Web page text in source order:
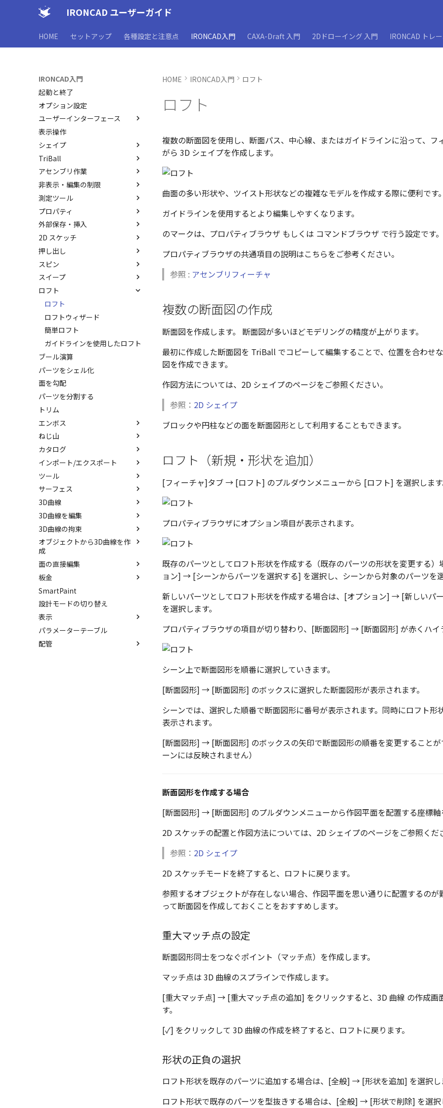
IRONCAD ユーザーガイド
HOME セットアップ 各種設定と注意点 IRONCAD入門 CAXA-Draft 入門 2Dドローイング 入門 IRONCAD トレ
IRONCAD入門
起動と終了
オプション設定
ユーザーインターフェース
ユーザーインターフェースと各
部名称
インターフェースのカスタマイ
ズ
表示操作
シェイプ
IRONCAD で扱う要素
要素の選択方法
カタログからのドラッグ＆ドロ
ップによるモデリング
SmartSnap（スマートスナッ
プ）機能
IntelliShape のサイズ編集
カーネルの切り替え
ストラクチャパーツについて
アクティブに設定
内部リンク
要素の置き換え
TriBall
TriBallとは
起動と解除
軸ハンドル（直線移動）
平面ハンドル（面移動）
中心ハンドル（点移動）
向きハンドル（向きの変更）
回転
リンクコピーについて
パターン（配列）について
TriBallのみ移動モード
練習問題 1
練習問題 2
アセンブリ作業
アセンブリの作成と解除
アセンブリ構造の変更
アセンブリフィーチャ 押し出
しカット
アセンブリフィーチャ 穴
非表示・編集の制限
概要
非表示
抑制[非表示]
ゴーストパーツに設定
その他の機能
測定ツール
SmartDimension
その他の測定ツール
Triball 機能で寸法作成
プロパティ
パーツ プロパティ
アセンブリ プロパティ
既定のプロパティ項目の活用
カスタムプロパティ
外部保存・挿入
外部保存
挿入
2D スケッチ
2Dシェイプ
作図
編集
移動/コピー
回転
サイズ変更
オフセット
ミラー
直線配列/円形配列
フィレット
延長
分割
トリム
重複を削除
隙間を検索
DWG/DXF のインポート
拘束
表示
押し出し
押し出し
押し出しウィザード
簡単押し出し
選択した面を押し出し
スピン
スピン
スピンウィザード
簡単スピン
スイープ
スイープ
スイープウィザード
簡単スイープ
ロフト
ロフト
ロフトウィザード
簡単ロフト
ガイドラインを使用したロフト
ブール演算
パーツをシェル化
面を勾配
パーツを分割する
トリム
エンボス
エンボス
ラップエンボス
ねじ山
ねじ山
略図ねじ山
カタログ
カタログ
カタログセット
パーツの入れ替え
ProActiveBOM
カタログの右クリックメニュー
インポート/エクスポート
インポート
エクスポート
ツール
配置拘束
拘束関係の表示
親に固定
メカニズムモード
干渉チェック
解析
√aエラーチェック
隙間チェック
再生成
表示を再作成
抑制[非表示]
ゴーストパーツに設定
シェイプを合体
サーフェス
サーフェスを作成
スピン サーフェス
スイープ サーフェス
ロフト サーフェス
ルールド サーフェス
面からサーフェスを作成
メッシュサーフェス
面間フィレット
凝固
縫合
パッチ
3D曲線
直線
円
円弧
長方形
多角形
点
楕円
スプライン
らせん
サーフェス上のスプライン
動的フィレット
3D曲線を編集
トリム
移動
フィレット/面取り
サイズ変更
配列
ミラー
軸でミラー
回転
3D曲線の拘束
3D曲線に寸法を指定
3D曲線に拘束を設定
オブジェクトから3D曲線を作
成
3D 曲線を編集
3D 曲線を作成
交差曲線
投影曲線
曲線をラップ
アイソパラメトリック曲線
ブリッジ曲線
面の直接編集
面を移動
面を削除
面をマッチ
面をオフセット
面の半径を編集
面を分割
板金
展開/展開解除
ロフト
スケッチベンドの作成
切り抜き
成形ツール
SmartPaint
設計モードの切り替え
表示
スポイトへ抽出
今すぐレンダリング
パラメーターテーブル
配管
HOME IRONCAD入門 ロフト
ロフト
複数の断面図を使用し、断面パス、中心線、またはガイドラインに沿って、フ
がら 3D シェイプを作成します。
曲面の多い形状や、ツイスト形状などの複雑なモデルを作成する際に便利です。
ガイドラインを使用するとより編集しやすくなります。
のマークは、プロパティブラウザ もしくは コマンドブラウザ で行う設定です。
プロパティブラウザの共通項目の説明はこちらをご参考ください。
参照 : アセンブリフィーチャ
複数の断面図の作成
断面図を作成します。 断面図が多いほどモデリングの精度が上がります。
最初に作成した断面図を TriBall でコピーして編集することで、位置を合わせ
図を作成できます。
作図方法については、2D シェイプのページをご参照ください。
参照： 2D シェイプ
ブロックや円柱などの面を断面図形として利用することもできます。
ロフト（新規・形状を追加）
[フィーチャ]タブ → [ロフト] のプルダウンメニューから [ロフト] を選択します
プロパティブラウザにオプション項目が表示されます。
既存のパーツとしてロフト形状を作成する（既存のパーツの形状を変更する）
ョン] → [シーンからパーツを選択する] を選択し、シーンから対象のパーツを
新しいパーツとしてロフト形状を作成する場合は、 [オプション] → [新しいパ
を選択します。
プロパティブラウザの項目が切り替わり、 [断面図形] → [断面図形] が赤くハイ
シーン上で断面図形を順番に選択していきます。
[断面図形] → [断面図形] のボックスに選択した断面図形が表示されます。
シーンでは、選択した順番で断面図形に番号が表示されます。同時にロフト形
表示されます。
[断面図形] → [断面図形] のボックスの矢印で断面図形の順番を変更すること
ーンには反映されません）
断面図形を作成する場合
[断面図形] → [断面図形] のプルダウンメニューから作図平面を配置する座標軸
2D スケッチの配置と作図方法については、2D シェイプのページをご参照くだ
参照： 2D シェイプ
2D スケッチモードを終了すると、ロフトに戻ります。
参照するオブジェクトが存在しない場合、作図平面を思い通りに配置するのが
って断面図を作成しておくことをおすすめします。
重大マッチ点の設定
断面図形同士をつなぐポイント（マッチ点）を作成します。
マッチ点は 3D 曲線のスプラインで作成します。
[重大マッチ点] → [重大マッチ点の追加] をクリックすると、3D 曲線 の作成画
す。
[✓] をクリックして 3D 曲線の作成を終了すると、ロフトに戻ります。
形状の正負の選択
ロフト形状を既存のパーツに追加する場合は、 [全般] → [形状を追加] を選択し
ロフト形状で既存のパーツを型抜きする場合は、 [全般] → [形状で削除] を選択